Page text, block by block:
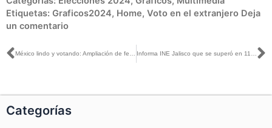
Etiquetas: Graficos2024, Home, Voto en el extranjero Deja
un comentario
Ant
Categorías